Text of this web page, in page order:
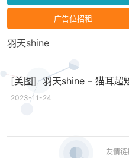
广告位招租
羽天shine
[美图] 羽天shine – 猫耳超
2023-11-24
友情链